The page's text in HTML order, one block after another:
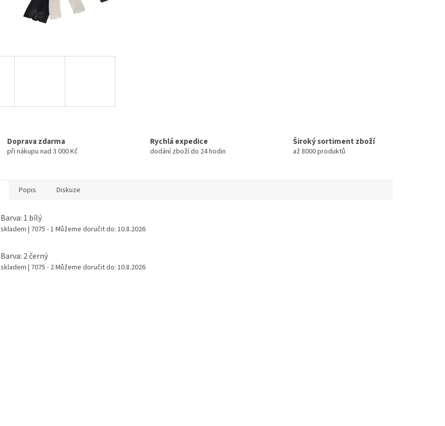
Doprava zdarma
při nákupu nad 3 000 Kč
Rychlá expedice
dodání zboží do 24 hodin
Široký sortiment zboží
až 8000 produktů
Popis Diskuze
Barva: 1 bílý
skladem | 7075 - 1 Můžeme doručit do: 10.8.2026
Barva: 2 černý
skladem | 7075 - 2Můžeme doručit do: 10.8.2026